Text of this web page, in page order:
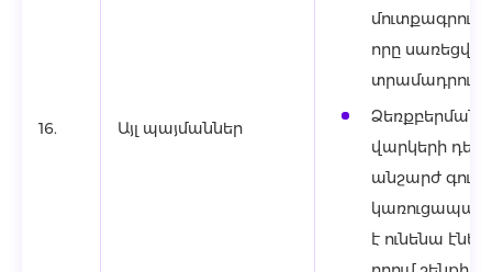
16. Այլ պայմաններ
որը
Ձեռքբերման
վարկերի
անշարժ
է ունենա